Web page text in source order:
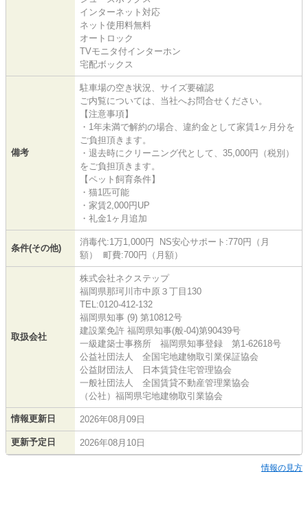
インターネット対応
ネット使用料無料
オートロック
TVモニタ付インターホン
宅配ボックス
備考
駐車場の空き状況、サイズ要確認
ご内覧については、当社へお問合せください。
【注意事項】
・1年未満で解約の場合、違約金として家賃1ヶ月分を
ご負担頂きます。
・退去時にクリーニング代として、35,000円（税別）
をご負担頂きます。
【ペット飼育条件】
・猫1匹可能
・家賃2,000円UP
・礼金1ヶ月追加
条件(その他)
消毒代:1万1,000円 NS安心サポート:770円（月
額） 町費:700円（月額）
取扱会社
株式会社ネクステップ
福岡県那珂川市中原３丁目130
TEL:0120-412-132
福岡県知事 (9) 第10812号
建設業免許 福岡県知事(般-04)第90439号
一級建築士事務所 福岡県知事登録 第1-62618号
公益社団法人 全国宅地建物取引業保証協会
公益財団法人 日本賃貸住宅管理協会
一般社団法人 全国賃貸不動産管理業協会
（公社）福岡県宅地建物取引業協会
情報更新日 2026年08月09日
更新予定日 2026年08月10日
情報の見方